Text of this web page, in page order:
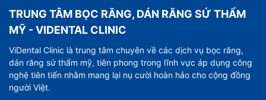
TRUNG TÂM BỌC RĂNG, DÁN RĂNG SỨ THẨM
MỸ - VIDENTAL CLINIC
ViDental Clinic là trung tâm chuyên về các dịch vụ bọc răng,
dán răng sứ thẩm mỹ, tiên phong trong lĩnh vực áp dụng công
nghệ tiên tiến nhằm mang lại nụ cười hoàn hảo cho cộng đồng
người Việt.